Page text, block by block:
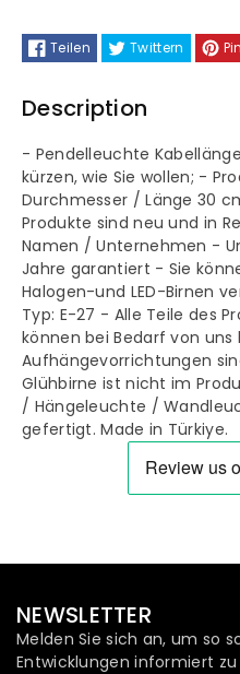
Colour
Anhänger
Kronleuchter
Teilen Twittern
Description
- Pendelleuchte
kürzen, wie Sie wollen; -
Durchmesser / Länge 30
Produkte sind neu und in
Namen / Unternehmen -
Jahre garantiert - Sie
Halogen-und LED-Birnen
Typ: E-27 - Alle Teile des
können bei Bedarf von
Aufhängevorrichtungen
Glühbirne ist nicht im
/ Hängeleuchte /
gefertigt. Made in Türkiye.
NEWSLETTER
Melden Sie sich an, um so
Entwicklungen informiert zu